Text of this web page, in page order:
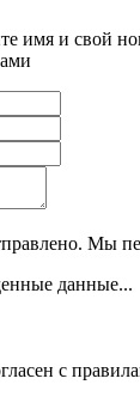
имя и свой
Мы
данные...
с